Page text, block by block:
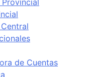
de Cuentas